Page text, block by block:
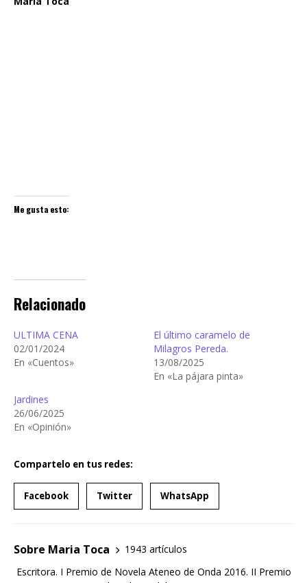
Me gusta esto:
Relacionado
ULTIMA CENA
02/01/2024
En «Cuentos»
El último caramelo de
Milagros Pereda.
13/08/2025
En «La pájara pinta»
Jardines
26/06/2025
En «Opinión»
Compartelo en tus redes:
Facebook Twitter WhatsApp
Sobre Maria Toca
1943 artículos
Escritora. I Premio de Novela Ateneo de Onda 2016. II Premio